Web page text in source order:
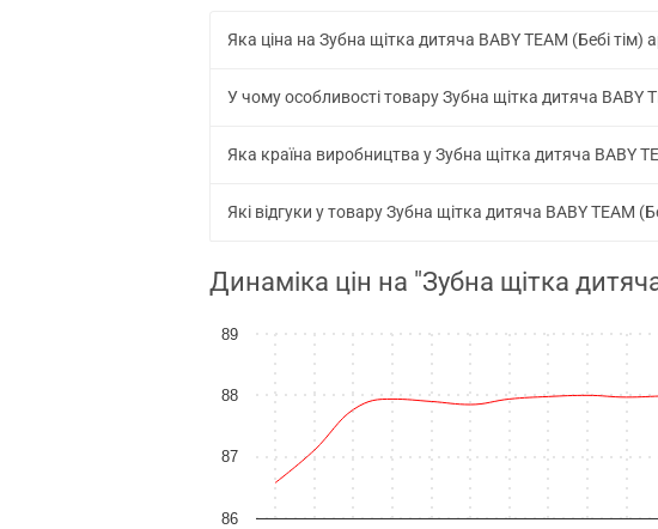
Яка ціна на Зубна щітка дитяча BABY TEAM (Бебі тім)
У чому особливості товару Зубна щітка дитяча BABY
Яка країна виробництва у Зубна щітка дитяча BABY
Які відгуки у товару Зубна щітка дитяча BABY TEAM
Динаміка цін на "Зубна щітка
86
87
88
89